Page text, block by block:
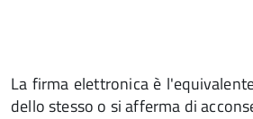
La firma elettronica è
dello stesso o si afferma di